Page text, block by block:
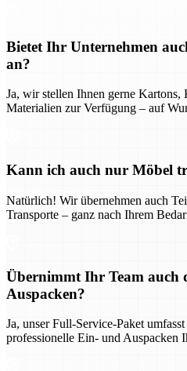
Bietet Ihr Unternehmen
an?
Ja, wir stellen Ihnen gerne Kartons,
Materialien zur Verfügung – auf
Kann ich auch nur Möbel
Natürlich! Wir übernehmen auch
Transporte – ganz nach Ihrem
Übernimmt Ihr Team auch
Auspacken?
Ja, unser Full-Service-Paket
professionelle Ein- und Auspacken